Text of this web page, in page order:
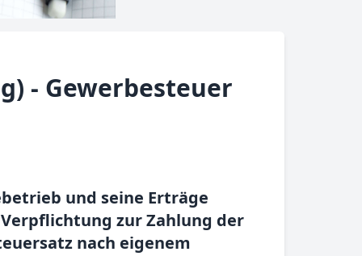
- Gewerbesteuer
und seine Erträge
zur Zahlung der
nach eigenem